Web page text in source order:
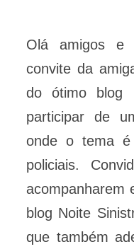
Olá amigos e
convite da
do ótimo blog
participar de
onde o tema é
policiais.
acompanharem
blog Noite
que também